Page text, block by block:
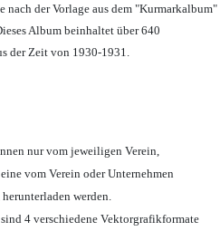
nach der Vorlage aus dem "Kurmarkalbum"
Album beinhaltet über 640
der Zeit von 1930-1931.
nur vom jeweiligen Verein,
vom Verein oder Unternehmen
herunterladen werden.
4 verschiedene Vektorgrafikformate